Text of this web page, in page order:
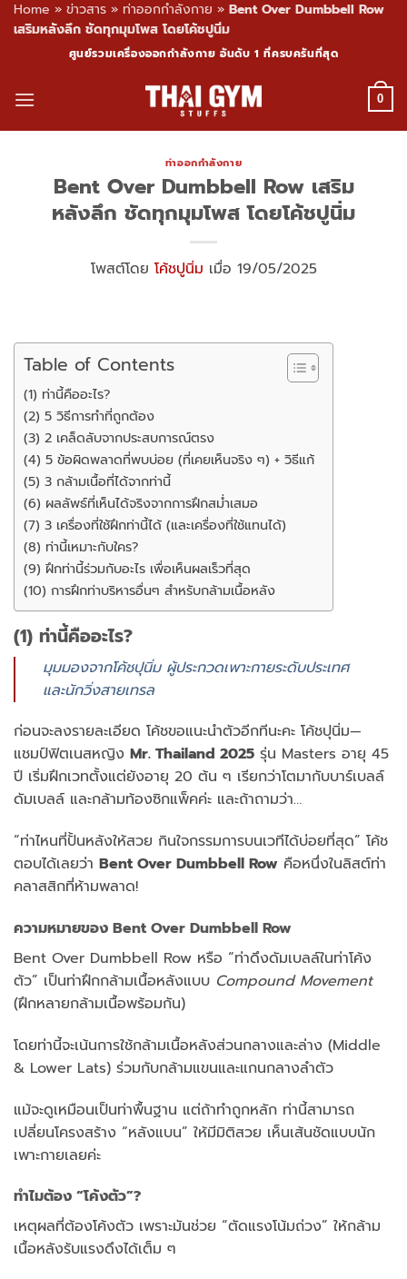
Home » ข่าวสาร » ท่าออกกำลังกาย » Bent Over Dumbbell Row
เสริมหลังลึก ชัดทุกมุมโพส โดยโค้ชปูนิ่ม
content
ศูนย์รวมเครื่องออกกำลังกาย อันดับ 1 ที่ครบครันที่สุด
0
ท่าออกกำลังกาย
Bent Over Dumbbell Row เสริม
หลังลึก ชัดทุกมุมโพส โดยโค้ชปูนิ่ม
โพสต์โดย โค้ชปูนิ่ม เมื่อ 19/05/2025
Table of Contents
(1) ท่านี้คืออะไร?
(2) 5 วิธีการทำที่ถูกต้อง
(3) 2 เคล็ดลับจากประสบการณ์ตรง
(4) 5 ข้อผิดพลาดที่พบบ่อย (ที่เคยเห็นจริง ๆ) + วิธีแก้
(5) 3 กล้ามเนื้อที่ได้จากท่านี้
(6) ผลลัพธ์ที่เห็นได้จริงจากการฝึกสม่ำเสมอ
(7) 3 เครื่องที่ใช้ฝึกท่านี้ได้ (และเครื่องที่ใช้แทนได้)
(8) ท่านี้เหมาะกับใคร?
(9) ฝึกท่านี้ร่วมกับอะไร เพื่อเห็นผลเร็วที่สุด
(10) การฝึกท่าบริหารอื่นๆ สำหรับกล้ามเนื้อหลัง
(1) ท่านี้คืออะไร?
มุมมองจากโค้ชปุนิ่ม ผู้ประกวดเพาะกายระดับประเทศ
และนักวิ่งสายเทรล
ก่อนจะลงรายละเอียด โค้ชขอแนะนำตัวอีกทีนะคะ โค้ชปุนิ่ม—
แชมป์ฟิตเนสหญิง Mr. Thailand 2025 รุ่น Masters อายุ 45
ปี เริ่มฝึกเวทตั้งแต่ยังอายุ 20 ต้น ๆ เรียกว่าโตมากับบาร์เบลล์
ดัมเบลล์ และกล้ามท้องซิกแพ็คค่ะ และถ้าถามว่า…
“ท่าไหนที่ปั้นหลังให้สวย กินใจกรรมการบนเวทีได้บ่อยที่สุด” โค้ช
ตอบได้เลยว่า Bent Over Dumbbell Row คือหนึ่งในลิสต์ท่า
คลาสสิกที่ห้ามพลาด!
ความหมายของ Bent Over Dumbbell Row
Bent Over Dumbbell Row หรือ “ท่าดึงดัมเบลล์ในท่าโค้ง
ตัว” เป็นท่าฝึกกล้ามเนื้อหลังแบบ Compound Movement
(ฝึกหลายกล้ามเนื้อพร้อมกัน)
โดยท่านี้จะเน้นการใช้กล้ามเนื้อหลังส่วนกลางและล่าง (Middle
& Lower Lats) ร่วมกับกล้ามแขนและแกนกลางลำตัว
แม้จะดูเหมือนเป็นท่าพื้นฐาน แต่ถ้าทำถูกหลัก ท่านี้สามารถ
เปลี่ยนโครงสร้าง “หลังแบน” ให้มีมิติสวย เห็นเส้นชัดแบบนัก
เพาะกายเลยค่ะ
ทำไมต้อง “โค้งตัว”?
เหตุผลที่ต้องโค้งตัว เพราะมันช่วย “ตัดแรงโน้มถ่วง” ให้กล้าม
เนื้อหลังรับแรงดึงได้เต็ม ๆ